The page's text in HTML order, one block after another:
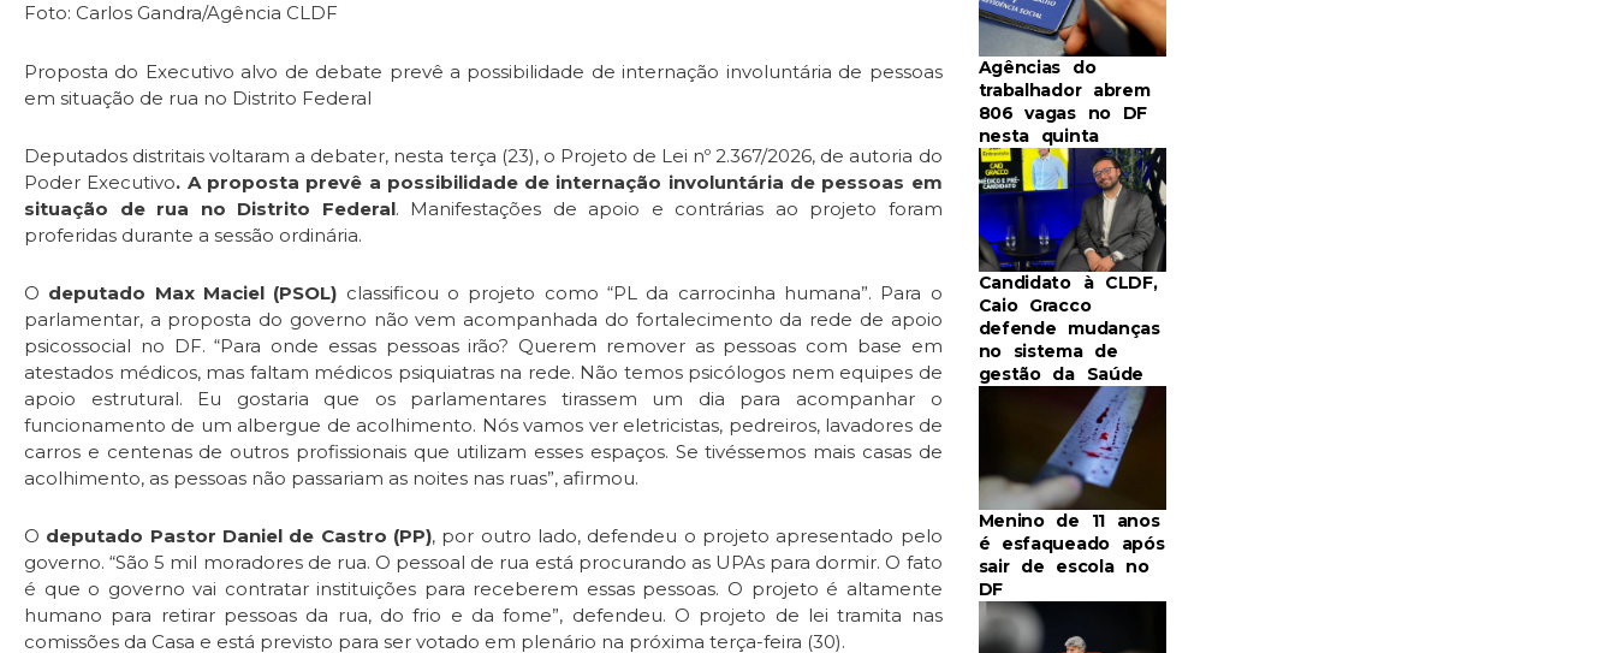
Foto: Carlos Gandra/Agência CLDF
Proposta do Executivo alvo de debate prevê a possibilidade de internação involuntária de pessoas
em situação de rua no Distrito Federal
Deputados distritais voltaram a debater, nesta terça (23), o Projeto de Lei nº 2.367/2026, de autoria do
Poder Executivo. A proposta prevê a possibilidade de internação involuntária de pessoas em
situação de rua no Distrito Federal. Manifestações de apoio e contrárias ao projeto foram
proferidas durante a sessão ordinária.
O deputado Max Maciel (PSOL) classificou o projeto como “PL da carrocinha humana”. Para o
parlamentar, a proposta do governo não vem acompanhada do fortalecimento da rede de apoio
psicossocial no DF. “Para onde essas pessoas irão? Querem remover as pessoas com base em
atestados médicos, mas faltam médicos psiquiatras na rede. Não temos psicólogos nem equipes de
apoio estrutural. Eu gostaria que os parlamentares tirassem um dia para acompanhar o
funcionamento de um albergue de acolhimento. Nós vamos ver eletricistas, pedreiros, lavadores de
carros e centenas de outros profissionais que utilizam esses espaços. Se tivéssemos mais casas de
acolhimento, as pessoas não passariam as noites nas ruas”, afirmou.
O deputado Pastor Daniel de Castro (PP), por outro lado, defendeu o projeto apresentado pelo
governo. “São 5 mil moradores de rua. O pessoal de rua está procurando as UPAs para dormir. O fato
é que o governo vai contratar instituições para receberem essas pessoas. O projeto é altamente
humano para retirar pessoas da rua, do frio e da fome”, defendeu. O projeto de lei tramita nas
comissões da Casa e está previsto para ser votado em plenário na próxima terça-feira (30).
Agências do
trabalhador abrem
806 vagas no DF
nesta quinta
Candidato à CLDF,
Caio Gracco
defende mudanças
no sistema de
gestão da Saúde
Menino de 11 anos
é esfaqueado após
sair de escola no
DF